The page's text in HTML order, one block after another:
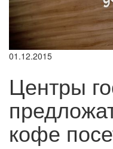
01.12.2015
Центры
кофе